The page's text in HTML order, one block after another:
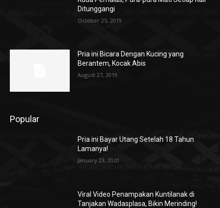
Ditunggangi
October 25, 2019
Pria ini Bicara Dengan Kucing yang
Berantem, Kocak Abis
August 27, 2019
Popular
Pria ini Bayar Utang Setelah 18 Tahun
Lamanya!
January 23, 2020
Viral Video Penampakan Kuntilanak di
Tanjakan Wadasplasa, Bikin Merinding!